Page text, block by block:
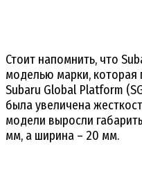
Стоит напомнить, что
моделью марки,
Subaru Global Platform
была увеличена
модели выросли
мм, а ширина – 20 мм.